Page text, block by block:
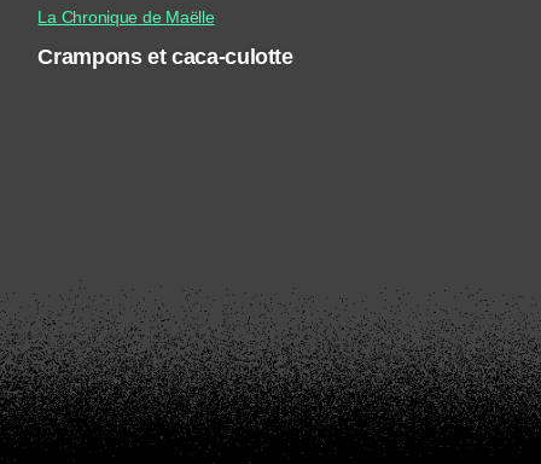
La Chronique de Maëlle
Crampons et caca-culotte